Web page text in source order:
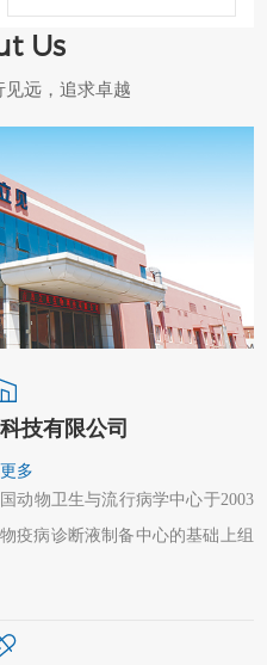
Us
见远，追求卓越
技有限公司
多
动物卫生与流行病学中心于2003
疫病诊断液制备中心的基础上组